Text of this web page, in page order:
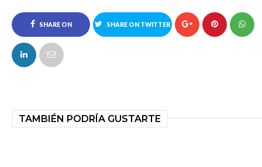
SHARE ON
FACEBOOK
SHARE ON TWITTER
TAMBIÉN PODRÍA GUSTARTE